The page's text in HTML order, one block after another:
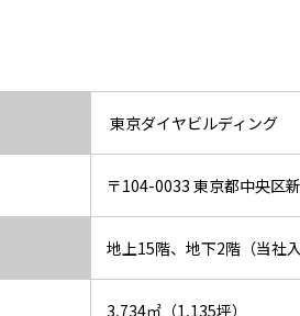
東京ダイヤビルディング
〒104-0033 東京都中央区
地上15階、地下2階（当社
3,734㎡（1,135坪）